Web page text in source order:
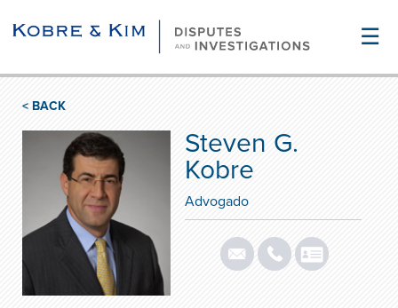
☰
< BACK
Steven G.
Kobre
Advogado